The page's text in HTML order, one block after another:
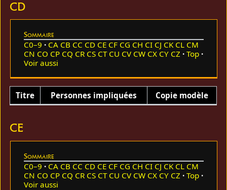
CD
Sommaire
C0–9 CA CB CC CD CE CF CG CH CI CJ CK CL CM
CN CO CP CQ CR CS CT CU CV CW CX CY CZ
Top
Voir aussi
Titre Personnes impliquées Copie modèle
CE
Sommaire
C0–9 CA CB CC CD CE CF CG CH CI CJ CK CL CM
CN CO CP CQ CR CS CT CU CV CW CX CY CZ
Top
Voir aussi